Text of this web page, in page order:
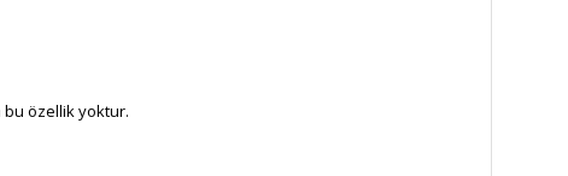
bu özellik yoktur.